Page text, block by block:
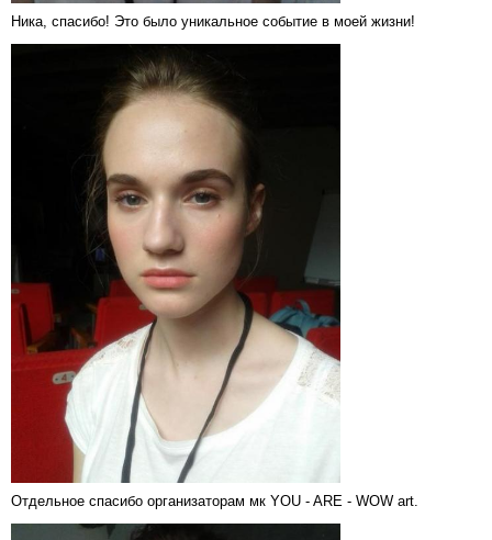
Ника, спасибо! Это было уникальное событие в моей жизни!
Отдельное спасибо организаторам мк YOU - ARE - WOW art.